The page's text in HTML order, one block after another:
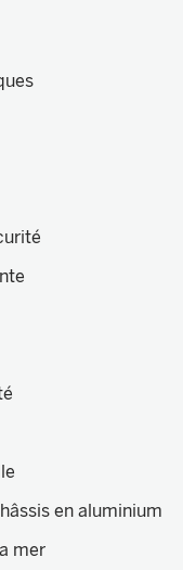
en aluminium
mer